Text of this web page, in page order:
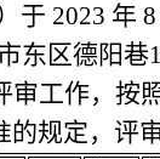
于 2023 年 8
东区德阳巷
审工作，按
规定，评